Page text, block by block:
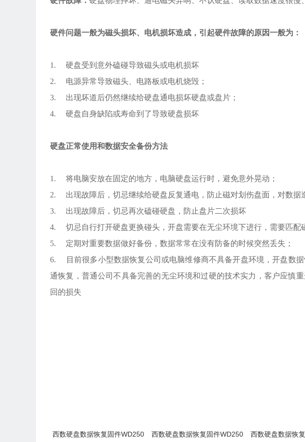
硬件问题一般为磁头损坏、电机损坏造成，引起硬件故障的原因一般为：
1. 硬盘受到意外磕碰导致磁头或电机损坏
2. 电源异常导致磁头、电路板或电机烧毁；
3. 出现坏道后仍然继续给硬盘通电损坏硬盘或盘片；
4. 硬盘自身缺陷或寿命到了导致硬盘损坏
硬盘正常使用和数据安全备份方法
1. 将电脑安放在固定的地方，电脑硬盘运行时，避免意外晃动；
2. 出现故障后，切忌继续给硬盘反复通电，防止磁对划伤盘面，对数据
3. 出现故障后，切忌再次磕碰硬盘，防止盘片二次损坏
4. 切忌自行打开硬盘更换碰头，开盘需要在无尘环境下进行，需要匹配
5. 定期对重要数据做好备份，数据常常在没有防备的时候突然丢失；
6. 目前很多小型数据恢复公司或电脑维修商不具备开盘环境，开盘数
通恢复，普通公司不具备完善的无尘环境和过硬的技术实力，客户应慎
回的损失
西数硬盘数据恢复固件WD250
西数硬盘数据恢复固件WD250
西数硬盘数据恢